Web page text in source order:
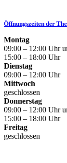
Öffnungszeiten der
Montag
09:00 – 12:00 Uhr
15:00 – 18:00 Uhr
Dienstag
09:00 – 12:00 Uhr
Mittwoch
geschlossen
Donnerstag
09:00 – 12:00 Uhr
15:00 – 18:00 Uhr
Freitag
geschlossen